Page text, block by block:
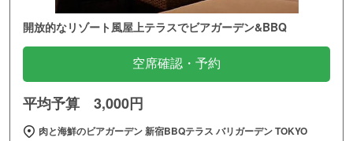
開放的なリゾート風屋上テラスでビアガーデン&BBQ
空席確認・予約
平均予算 3,000円
肉と海鮮のビアガーデン 新宿BBQテラス バリガーデン TOKYO